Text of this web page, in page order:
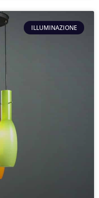
ILLUMINAZIONE